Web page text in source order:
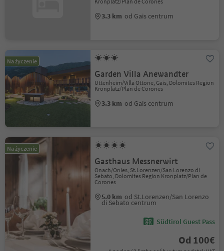
3.3 km od Gais centrum
Na życzenie
Garden Villa Anewandter
Uttenheim/Villa Ottone, Gais, Dolomites Region
Kronplatz/Plan de Corones
3.3 km od Gais centrum
Na życzenie
Gasthaus Messnerwirt
Onach/Onies, St.Lorenzen/San Lorenzo di
Sebato, Dolomites Region Kronplatz/Plan de
Corones
5.0 km od St.Lorenzen/San Lorenzo
di Sebato centrum
Südtirol Guest Pass
Od 100€